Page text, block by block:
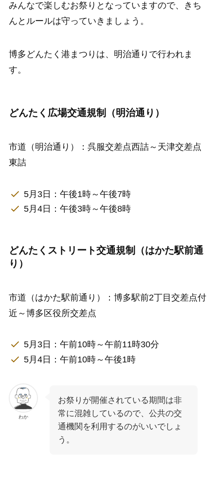
みんなで楽しむお祭りとなっていますので、きち
んとルールは守っていきましょう。
博多どんたく港まつりは、明治通りで行われま
す。
どんたく広場交通規制（明治通り）
市道（明治通り）：呉服交差点西詰～天津交差点
東詰
5月3日：午後1時～午後7時
5月4日：午後3時～午後8時
どんたくストリート交通規制（はかた駅前通
り）
市道（はかた駅前通り）：博多駅前2丁目交差点付
近～博多区役所交差点
5月3日：午前10時～午前11時30分
5月4日：午前10時～午後1時
わか
お祭りが開催されている期間は非
常に混雑しているので、公共の交
通機関を利用するのがいいでしょ
う。